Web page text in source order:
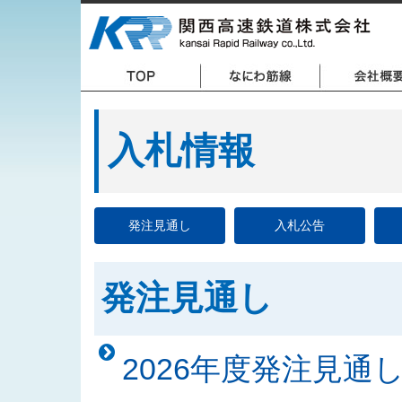
入札情報
発注見通し 入札公告
発注見通し
2026年度発注見通